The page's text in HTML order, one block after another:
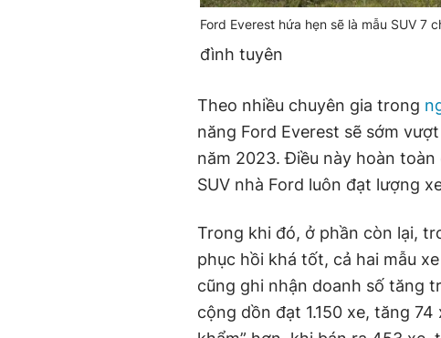
Ford Everest hứa hẹn sẽ là mẫu SUV 7
đình tuyên
Theo nhiều chuyên gia trong
năng Ford Everest sẽ sớm
năm 2023. Điều này hoàn
SUV nhà Ford luôn đạt lượng
Trong khi đó, ở phần còn lại,
phục hồi khá tốt, cả hai mẫu
cũng ghi nhận doanh số tăng
cộng dồn đạt 1.150 xe, tăng 74